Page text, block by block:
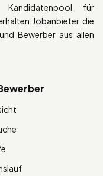
für
Jobanbieter die
Bewerber aus allen